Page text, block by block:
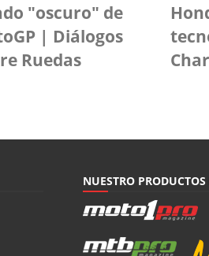
"oscuro" de
| Diálogos
Ruedas
NUESTRO